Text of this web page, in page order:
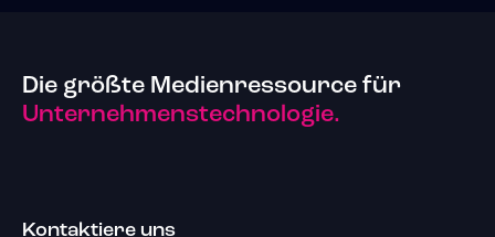
Die größte Medienressource für
Unternehmenstechnologie.
Kontaktiere uns